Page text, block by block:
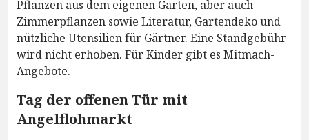
Pflanzen aus dem eigenen Garten, aber auch
Zimmerpflanzen sowie Literatur, Gartendeko und
nützliche Utensilien für Gärtner. Eine Standgebühr
wird nicht erhoben. Für Kinder gibt es Mitmach-
Angebote.
Tag der offenen Tür mit
Angelflohmarkt